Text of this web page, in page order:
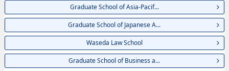
Graduate School of Asia-Pacif...
Graduate School of Japanese A...
Waseda Law School
Graduate School of Business a...